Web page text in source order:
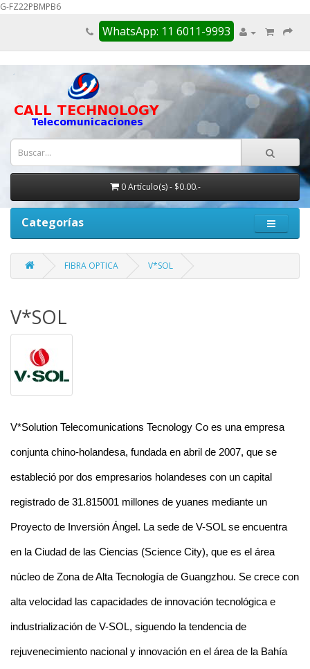
G-FZ22PBMPB6
WhatsApp: 11 6011-9993
0 Artículo(s) - $0.00.-
Categorías
FIBRA OPTICA V*SOL
V*SOL
V*Solution Telecomunications Tecnology Co es una empresa
conjunta chino-holandesa, fundada en abril de 2007, que se
estableció por dos empresarios holandeses con un capital
registrado de 31.815001 millones de yuanes mediante un
Proyecto de Inversión Ángel. La sede de V-SOL se encuentra
en la Ciudad de las Ciencias (Science City), que es el área
núcleo de Zona de Alta Tecnología de Guangzhou. Se crece con
alta velocidad las capacidades de innovación tecnológica e
industrialización de V-SOL, siguendo la tendencia de
rejuvenecimiento nacional y innovación en el área de la Bahía